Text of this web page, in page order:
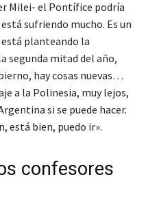
Milei- el Pontífice podría
sufriendo mucho. Es un
planteando la
segunda mitad del año,
hay cosas nuevas…
a la Polinesia, muy lejos,
si se puede hacer.
está bien, puedo ir».
confesores